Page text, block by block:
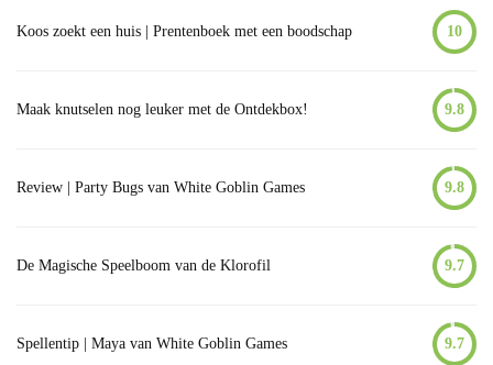
Koos zoekt een huis | Prentenboek met een boodschap 10
Maak knutselen nog leuker met de Ontdekbox! 9.8
Review | Party Bugs van White Goblin Games 9.8
De Magische Speelboom van de Klorofil 9.7
Spellentip | Maya van White Goblin Games 9.7